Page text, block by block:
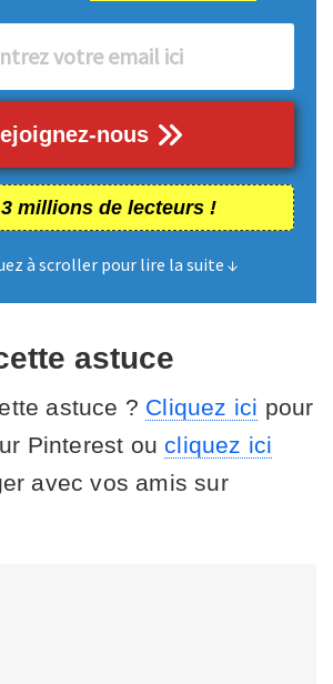
nous
millions de lecteurs !
à scroller pour lire la suite ↓
astuce
astuce ? Cliquez ici pour
Pinterest ou cliquez ici
avec vos amis sur